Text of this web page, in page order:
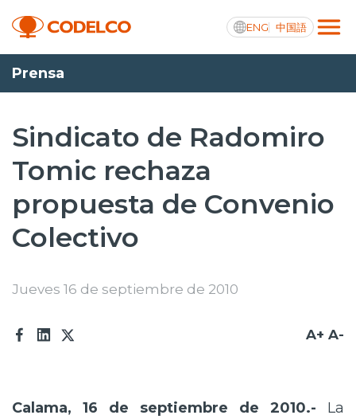
ENG 中国語
Transparencia activa
Nosotros
Operaciones
Proyectos
Inversionistas
Trabaja en Codelco
Prensa
Sindicato de Radomiro
Tomic rechaza
propuesta de Convenio
Colectivo
Jueves 16 de septiembre de 2010
A+ A-
Calama, 16 de septiembre de 2010.- La